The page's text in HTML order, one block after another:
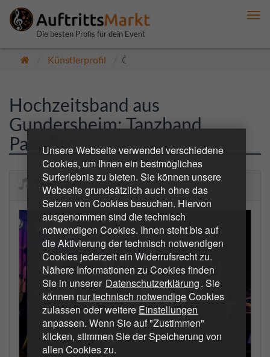
Unsere Webseite verwendet verschiedene
Cookies, um Ihnen ein bestmögliches
Surferlebnis zu bieten. Sie können unsere
Webseite grundsätzlich auch ohne das
Setzen von Cookies besuchen. Hiervon
ausgenommen sind die technisch
notwendigen Cookies. Ihnen steht bis auf
die Aktivierung der technisch notwendigen
Cookies jederzeit ein Widerrufsrecht zu.
Nähere Informationen zu Cookies finden
Sie in unserer Datenschutzerklärung. Sie
können nur technisch notwendigeCookies
zulassen oder weitere Einstellungen
anpassen. Wenn Sie auf "Zustimmen"
klicken, stimmen Sie der Speicherung von
allen Cookies zu.
Die besten Profis für dein Event
Künstlerprofil Öffentlich
Hochzeitsband aus
Gundersheim: Tanzband
Paradiso
Tanzband Paradiso